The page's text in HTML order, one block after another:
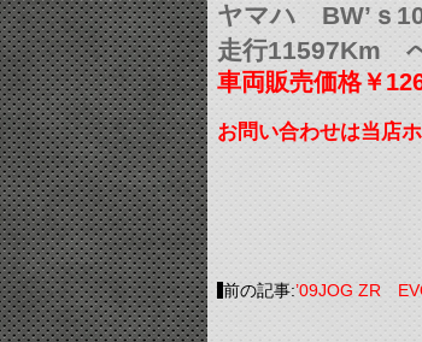
ヤマハ BW’ｓ
走行11597Km
車両販売価格￥
お問い合わせは当店
前の記事:’09JOG ZR